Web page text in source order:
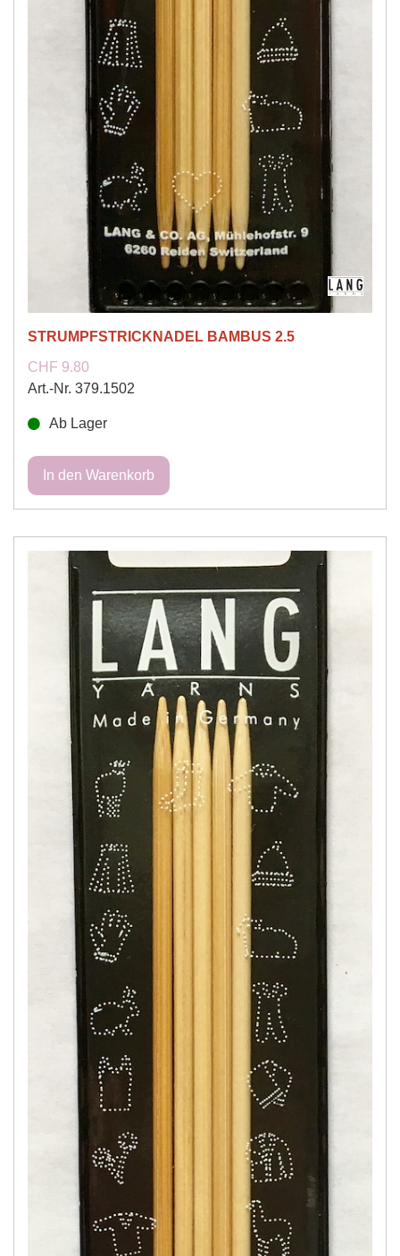
STRUMPFSTRICKNADEL BAMBUS 2.5
CHF 9.80
Art.-Nr. 379.1502
Ab Lager